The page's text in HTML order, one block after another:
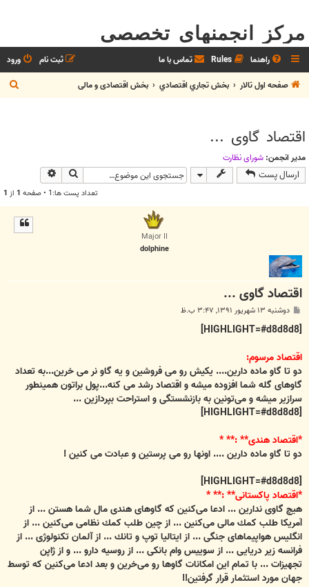
مرکز انجمنهای تخصصی
راهنما Rules تماس با ما ورود
ثبت نام
صفحه اول تالار
بخش تجاري اقتصادي بخش اقتصادی و مالی
س
اقتصاد گاوی ...
مدیر انجمن: شوراي نظارت
ارسال پست جستجو
تعداد پست ها:1 • صفحه 1 از 1
Major II
dolphine
اقتصاد گاوی ...
ت
دوشنبه ۱۳ شهریور ۱۳۹۱, ۳:۴۷ ب.ظ
[HIGHLIGHT=#d8d8d8]
اقتصاد مرسوم:
دو تا گاو ماده دارين.... يكيش رو می فروشين و يه گاو نر می خرين...به تعداد
گاوهای گله شما افزوده ميشه و اقتصاد رشد می كنه...پول براتون همينطور
سرازير ميشه و می‌تونين به بازنشستگی و استراحت بپردازين ...
[HIGHLIGHT=#d8d8d8]
*اقتصاد هندی** :** *
دو تا گاو ماده دارين .... اونها رو می پرستين و عبادت می كنين !
[HIGHLIGHT=#d8d8d8]
*اقتصاد پاكستانی** :** *
هيچ گاوی ندارين ... ادعا می‌كنين كه گاوهای هندی مال شما هستن ... از
آمريكا طلب كمك مالی می‌كنين ... از چين طلب كمك نظامی می‌كنين ... از
انگليس هواپيماهای جنگی ... از ايتاليا توپ و تانك ... از آلمان تكنولوژی ... از
فرانسه زير دريايی ... از سوييس وام بانكی ... از روسيه دارو ... و از ژاپن
تجهيزات ... با تمام اين امكانات گاوها رو می‌خرين و بعد ادعا می‌كنين كه توسط
جهان مورد استثمار قرار گرفتين!!